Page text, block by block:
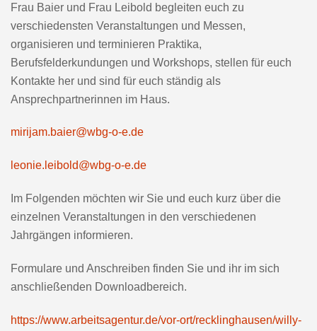
Frau Baier und Frau Leibold begleiten euch zu
verschiedensten Veranstaltungen und Messen,
organisieren und terminieren Praktika,
Berufsfelderkundungen und Workshops, stellen für euch
Kontakte her und sind für euch ständig als
Ansprechpartnerinnen im Haus.
mirijam.baier@wbg-o-e.de
leonie.leibold@wbg-o-e.de
Im Folgenden möchten wir Sie und euch kurz über die
einzelnen Veranstaltungen in den verschiedenen
Jahrgängen informieren.
Formulare und Anschreiben finden Sie und ihr im sich
anschließenden Downloadbereich.
https://www.arbeitsagentur.de/vor-ort/recklinghausen/willy-